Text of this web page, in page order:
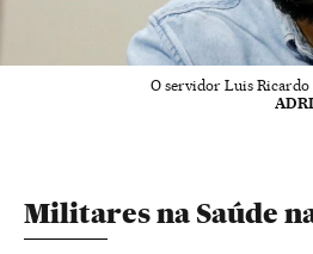
O servidor Luis Ricardo
Militares na Saúde